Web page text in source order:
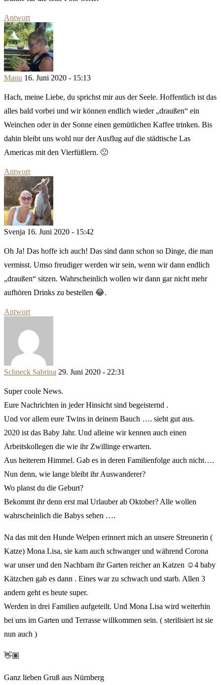
Antwort
Manu 16. Juni 2020 - 15:13
Hach, meine Liebe, du sprichst mir aus der Seele. Hoffentlich ist das
alles bald vorbei und wir können endlich wieder „draußen“ ein
Weinchen oder in der Sonne einen gemütlichen Kaffee trinken. Bis
dahin bleibt uns wohl nur der Ausflug auf die städtische Las
Americas mit den Vierfüßlern. 🙁
Antwort
Svenja 16. Juni 2020 - 15:42
Oh Ja! Das hoffe ich auch! Das sind dann schon so Dinge, die man
vermisst. Umso freudiger werden wir sein, wenn wir dann endlich
„draußen“ sitzen. Wahrscheinlich wollen wir dann gar nicht mehr
aufhören Drinks zu bestellen 😂.
Antwort
Schneck Sabrina 29. Juni 2020 - 22:31
Super coole News.
Eure Nachrichten in jeder Hinsicht sind begeisternd .
Und vor allem eure Twins in deinem Bauch …. sieht gut aus.
2020 ist das Baby Jahr. Und alleine wir kennen auch einen
Arbeitskollegen die wie ihr Zwillinge erwarten.
Aus heiterem Himmel. Gab es in deren Familienfolge auch nicht….
Nun denn, wie lange bleibt ihr Auswanderer?
Wo planst du die Geburt?
Bekommt ihr denn erst mal Urlauber ab Oktober? Alle wollen
wahrscheinlich die Babys sehen ….
Na das mit den Hunde Welpen erinnert mich an unsere Streunerin (
Katze) Mona Lisa, sie kam auch schwanger und während Corona
war unser und den Nachbarn ihr Garten reicher an Katzen ☺️4 baby
Kätzchen gab es dann . Eines war zu schwach und starb. Allen 3
andern geht es heute super.
Werden in drei Familien aufgeteilt. Und Mona Lisa wird weiterhin
bei uns im Garten und Terrasse willkommen sein. ( sterilisiert ist sie
nun auch )
👋🏽
Ganz lieben Gruß aus Nürnberg